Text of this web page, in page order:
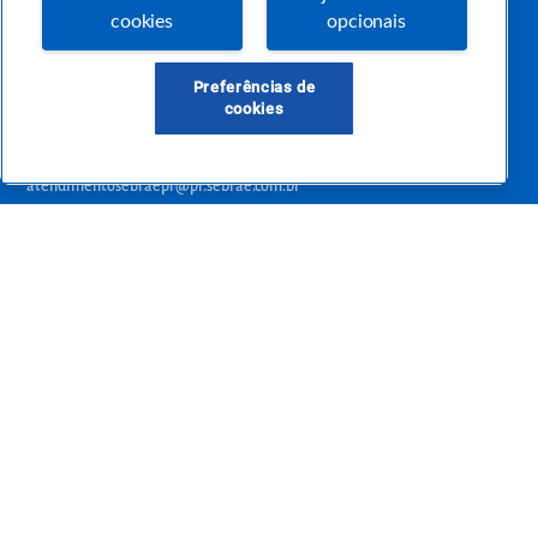
pertinentes e temas específicos que se conecte com a realidade da sua empresa.
E claro, conte sempre com o Sebrae/PR, em todos os momentos de sua vida
empreendedora.
atendimentosebraepr@pr.sebrae.com.br
cookies
opcionais
Preferências de
cookies